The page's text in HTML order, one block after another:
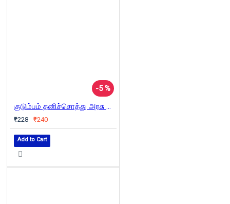
-5 %
குடும்பம் தனிச்சொத்து அரசு ஆகியவற்றின் தோற்றம்
₹228 ₹240
Add to Cart